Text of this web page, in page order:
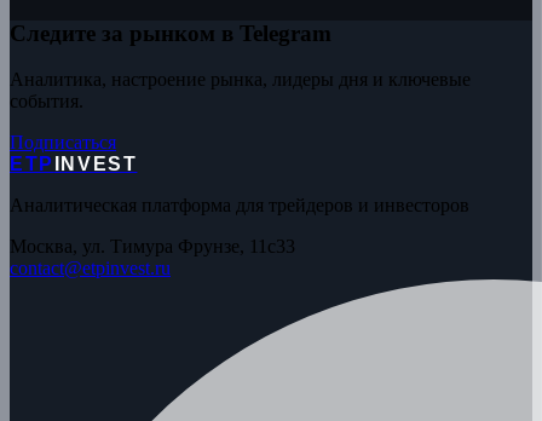
Следите за рынком в Telegram
Аналитика, настроение рынка, лидеры дня и ключевые
события.
Подписаться
ETP
INVEST
Аналитическая платформа для трейдеров и инвесторов
Москва, ул. Тимура Фрунзе, 11с33
contact@etpinvest.ru